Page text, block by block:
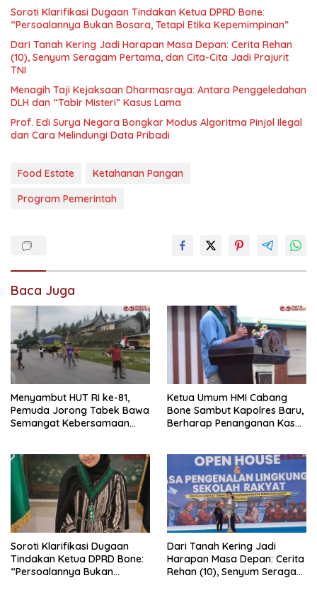
Soroti Klarifikasi Dugaan Tindakan Ketua DPRD Bone:
“Persoalannya Bukan Bosara, Tetapi Etika Kepemimpinan”
Dari Tanah Kering Jadi Harapan Masa Depan: Cerita Rehan
(10), Senyum Seragam Pertama, dan Cita-Cita Jadi Prajurit
TNI
Menagih Taji Kejaksaan Dharmasraya: Antara Penggeledahan
DLH dan “Tabir Misteri” Kasus Lama
Prof. Edi Surya Negara Bongkar Modus Algoritma Pinjol Ilegal
dan Cara Melindungi Data Pribadi
Food Estate
Ketahanan Pangan
Program Pemerintah
Baca Juga
Menyambut HUT RI ke-81,
Pemuda Jorong Tabek Bawa
Semangat Kebersamaan
Ketua Umum HMI Cabang
Bone Sambut Kapolres Baru,
Berharap Penanganan Kasus
Soroti Klarifikasi Dugaan
Tindakan Ketua DPRD Bone:
“Persoalannya Bukan
Dari Tanah Kering Jadi
Harapan Masa Depan: Cerita
Rehan (10), Senyum Seragam